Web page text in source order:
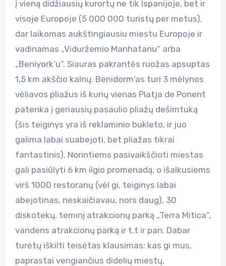
į vieną didžiausių kurortų ne tik Ispanijoje, bet ir
visoje Europoje (5 000 000 turistų per metus),
dar laikomas aukštingiausiu miestu Europoje ir
vadinamas „Viduržemio Manhatanu“ arba
„Beniyork‘u“. Siauras pakrantės ruožas apsuptas
1,5 km akščio kalnų. Benidorm‘as turi 3 mėlynos
vėliavos pliažus iš kurių vienas Platja de Ponent
patenka į geriausių pasaulio pliažų dešimtuką
(šis teiginys yra iš reklaminio bukleto, ir juo
galima labai suabejoti, bet pliažas tikrai
fantastinis). Norintiems pasivaikščioti miestas
gali pasiūlyti 6 km ilgio promenadą, o išalkusiems
virš 1000 restoranų (vėl gi, teiginys labai
abejotinas, neskaičiavau, nors daug), 30
diskotekų, teminį atrakcionų parką „Terra Mitica“,
vandens atrakcionų parką ir t.t ir pan. Dabar
turėtų iškilti teisėtas klausimas: kas gi mus,
paprastai vengiančius didelių miestų,